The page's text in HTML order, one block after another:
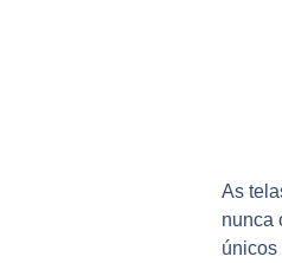
As
nunca
únicos